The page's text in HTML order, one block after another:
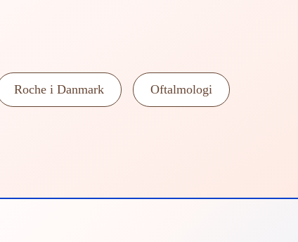
Roche i Danmark Oftalmologi